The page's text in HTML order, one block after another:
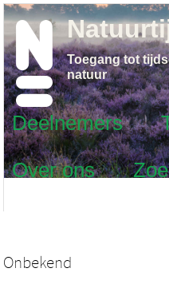
Deelnemers
Over ons
Toegang tot
natuur
Onbekend